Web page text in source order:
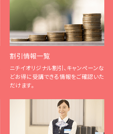
割引情報一覧
ニチイオリジナル割引、キャンペーンな
どお得に受講できる情報をご確認いた
だけます。